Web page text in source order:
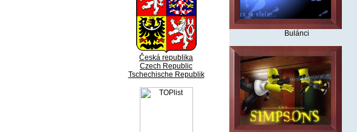
Česká republika
Czech Republic
Tschechische Republik
Bulánci